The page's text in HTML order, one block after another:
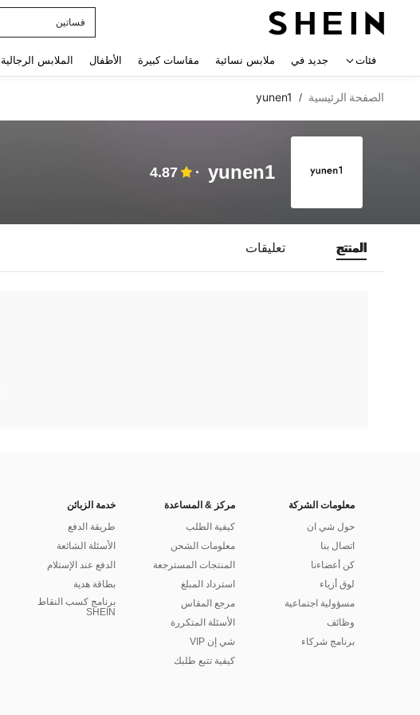
فساتين
فئات جديد في ملابس نسائية مقاسات كبيرة الأطفال الملابس الرجالية
الصفحة الرئيسية /
yunen1
yunen1
4.87
المنتج تعليقات
معلومات الشركة
حول شي ان
اتصال بنا
كن أعضاءنا
لوق أزياء
مسؤولية اجتماعية
وظائف
برنامج شركاء
مركز & المساعدة
كيفية الطلب
معلومات الشحن
المنتجات المسترجعة
استرداد المبلغ
مرجع المقاس
الأسئلة المتكررة
شي إن VIP
كيفية تتبع طلبك
خدمة الزبائن
طريقة الدفع
الأسئلة الشائعة
الدفع عند الإستلام
بطاقة هدية
برنامج كسب النقاط
SHEIN